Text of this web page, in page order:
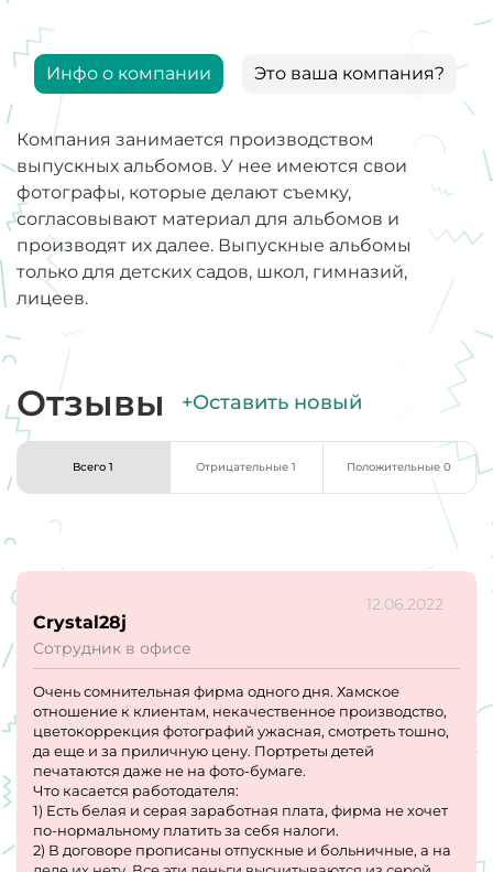
Инфо о компании Это ваша компания?
Компания занимается производством
выпускных альбомов. У нее имеются свои
фотографы, которые делают съемку,
согласовывают материал для альбомов и
производят их далее. Выпускные альбомы
только для детских садов, школ, гимназий,
лицеев.
Отзывы +Оставить новый
Всего 1 Отрицательные 1 Положительные 0
12.06.2022
Crystal28j
Сотрудник в офисе
Очень сомнительная фирма одного дня. Хамское
отношение к клиентам, некачественное производство,
цветокоррекция фотографий ужасная, смотреть тошно,
да еще и за приличную цену. Портреты детей
печатаются даже не на фото-бумаге.
Что касается работодателя:
1) Есть белая и серая заработная плата, фирма не хочет
по-нормальному платить за себя налоги.
2) В договоре прописаны отпускные и больничные, а на